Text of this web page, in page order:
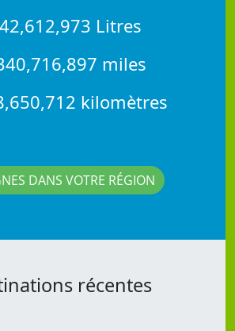
Litres
miles
kilomètres
DANS VOTRE RÉGION
récentes